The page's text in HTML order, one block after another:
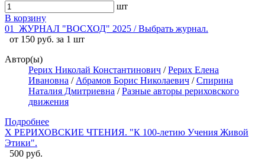
шт
В корзину
01_ЖУРНАЛ "ВОСХОД" 2025 / Выбрать журнал.
от 150 руб. за 1 шт
Автор(ы)
Рерих Николай Константинович /Рерих Елена
Ивановна / Абрамов Борис Николаевич /Спирина
Наталия Дмитриевна /Разные авторы рериховского
движения
Подробнее
X РЕРИХОВСКИЕ ЧТЕНИЯ. "К 100-летию Учения Живой
Этики".
500 руб.